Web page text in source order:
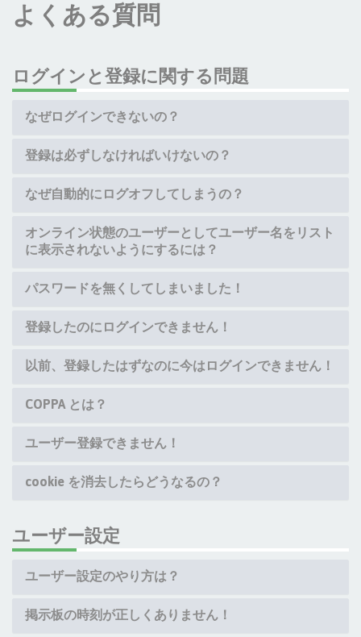
よくある質問
ログインと登録に関する問題
なぜログインできないの？
登録は必ずしなければいけないの？
なぜ自動的にログオフしてしまうの？
オンライン状態のユーザーとしてユーザー名をリスト
に表示されないようにするには？
パスワードを無くしてしまいました！
登録したのにログインできません！
以前、登録したはずなのに今はログインできません！
COPPA とは？
ユーザー登録できません！
cookie を消去したらどうなるの？
ユーザー設定
ユーザー設定のやり方は？
掲示板の時刻が正しくありません！